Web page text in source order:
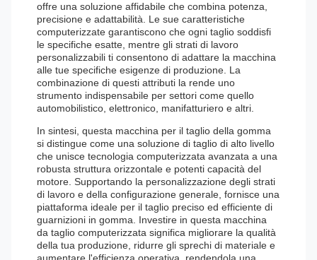
offre una soluzione affidabile che combina potenza,
precisione e adattabilità. Le sue caratteristiche
computerizzate garantiscono che ogni taglio soddisfi
le specifiche esatte, mentre gli strati di lavoro
personalizzabili ti consentono di adattare la macchina
alle tue specifiche esigenze di produzione. La
combinazione di questi attributi la rende uno
strumento indispensabile per settori come quello
automobilistico, elettronico, manifatturiero e altri.
In sintesi, questa macchina per il taglio della gomma
si distingue come una soluzione di taglio di alto livello
che unisce tecnologia computerizzata avanzata a una
robusta struttura orizzontale e potenti capacità del
motore. Supportando la personalizzazione degli strati
di lavoro e della configurazione generale, fornisce una
piattaforma ideale per il taglio preciso ed efficiente di
guarnizioni in gomma. Investire in questa macchina
da taglio computerizzata significa migliorare la qualità
della tua produzione, ridurre gli sprechi di materiale e